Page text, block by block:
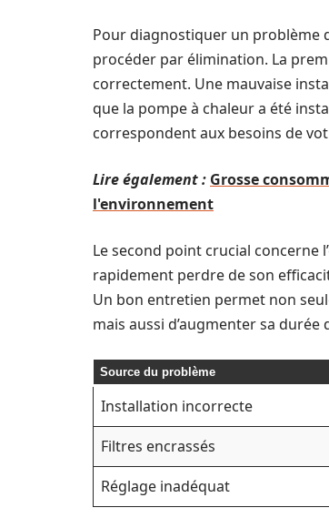
Pour diagnostiquer un problème
procéder par élimination. La
correctement. Une mauvaise
que la pompe à chaleur a été
correspondent aux besoins de
Lire également : Grosse
l'environnement
Le second point crucial concerne
rapidement perdre de son
Un bon entretien permet non
mais aussi d’augmenter sa durée
Source du problème
Installation incorrecte
Filtres encrassés
Réglage inadéquat